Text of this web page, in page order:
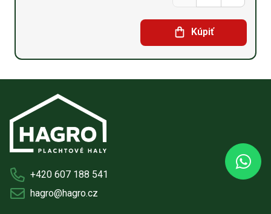
blok
80
Kúpiť
+420 607 188 541
hagro@hagro.cz